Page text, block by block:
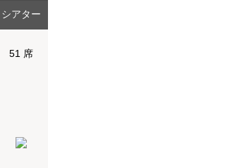
シアター
51 席